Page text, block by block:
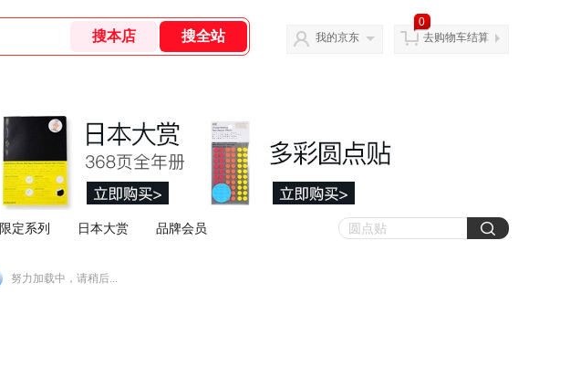
我的京东
0
去购物车结算
限定系列 日本大赏 品牌会员
努力加载中，请稍后...